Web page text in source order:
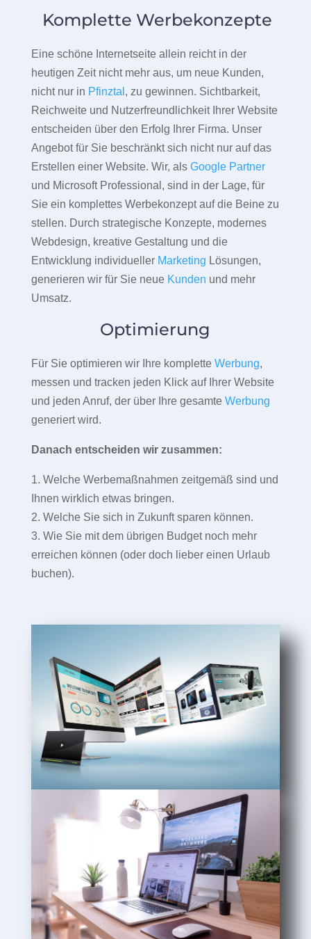
Komplette Werbekonzepte
Eine schöne Internetseite allein reicht in der
heutigen Zeit nicht mehr aus, um neue Kunden,
nicht nur in Pfinztal , zu gewinnen. Sichtbarkeit,
Reichweite und Nutzerfreundlichkeit Ihrer Website
entscheiden über den Erfolg Ihrer Firma. Unser
Angebot für Sie beschränkt sich nicht nur auf das
Erstellen einer Website. Wir, als Google Partner
und Microsoft Professional, sind in der Lage, für
Sie ein komplettes Werbekonzept auf die Beine zu
stellen. Durch strategische Konzepte, modernes
Webdesign, kreative Gestaltung und die
Entwicklung individueller Marketing Lösungen,
generieren wir für Sie neue Kunden und mehr
Umsatz.
Optimierung
Für Sie optimieren wir Ihre komplette Werbung,
messen und tracken jeden Klick auf Ihrer Website
und jeden Anruf, der über Ihre gesamte Werbung
generiert wird.
Danach entscheiden wir zusammen:
1. Welche Werbemaßnahmen zeitgemäß sind und
Ihnen wirklich etwas bringen.
2. Welche Sie sich in Zukunft sparen können.
3. Wie Sie mit dem übrigen Budget noch mehr
erreichen können (oder doch lieber einen Urlaub
buchen).